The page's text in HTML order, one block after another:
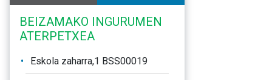
BEIZAMAKO INGURUMEN
ATERPETXEA
Eskola zaharra,1 BSS00019